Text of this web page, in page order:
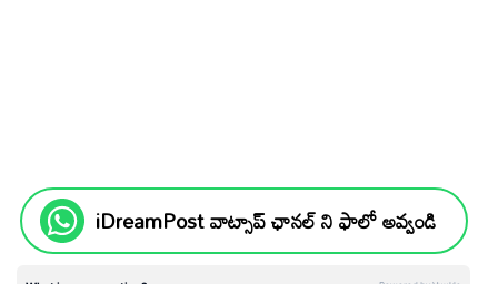
iDreamPost వాట్సాప్ ఛానల్ ని ఫాలో అవ్వండి